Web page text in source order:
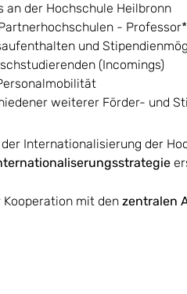
an der Hochschule Heilbronn
-
und
(Incomings)
weiterer Förder- und
Internationalisierung der
mit den zentralen